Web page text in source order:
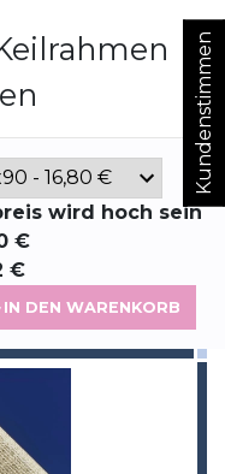
Kundenstimmen
wird hoch sein
€
€
IN DEN WARENKORB